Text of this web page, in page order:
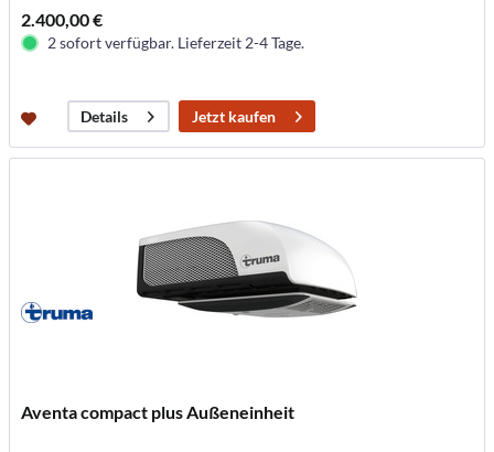
2.400,00 €
2 sofort verfügbar. Lieferzeit 2-4 Tage.
Details Jetzt kaufen
Aventa compact plus Außeneinheit